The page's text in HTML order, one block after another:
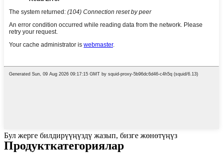
Бул жерге билдирүүңүздү жазып, бизге жөнөтүңүз
Продукткатегориялар